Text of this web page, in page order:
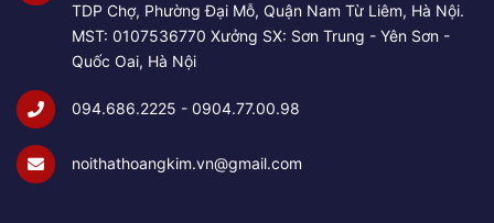
TDP Chợ, Phường Đại Mỗ, Quận Nam Từ Liêm, Hà Nội.
MST: 0107536770 Xưởng SX: Sơn Trung - Yên Sơn -
Quốc Oai, Hà Nội
094.686.2225 - 0904.77.00.98
noithathoangkim.vn@gmail.com